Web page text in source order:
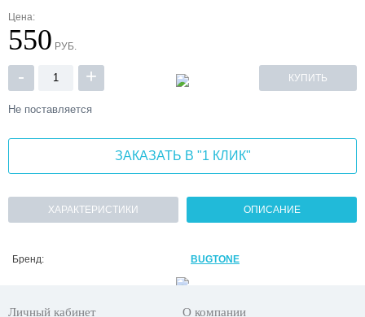
Цена:
550 РУБ.
- + КУПИТЬ
Не поставляется
ЗАКАЗАТЬ В "1 КЛИК"
ХАРАКТЕРИСТИКИ ОПИСАНИЕ
Бренд: BUGTONE
Личный кабинет О компании